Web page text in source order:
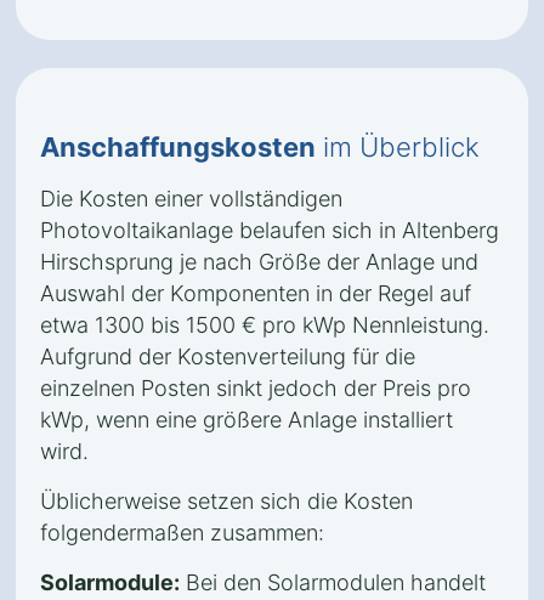
Anschaffungskosten im Überblick
Die Kosten einer vollständigen
Photovoltaikanlage belaufen sich in Altenberg
Hirschsprung je nach Größe der Anlage und
Auswahl der Komponenten in der Regel auf
etwa 1300 bis 1500 € pro kWp Nennleistung.
Aufgrund der Kostenverteilung für die
einzelnen Posten sinkt jedoch der Preis pro
kWp, wenn eine größere Anlage installiert
wird.
Üblicherweise setzen sich die Kosten
folgendermaßen zusammen:
Solarmodule: Bei den Solarmodulen handelt